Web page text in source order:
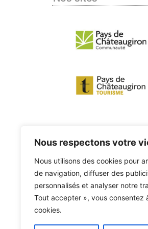
Nous respectons votre
Nous utilisons des cookies pour
de navigation, diffuser des
personnalisés et analyser notre
Tout accepter », vous consentez
cookies.